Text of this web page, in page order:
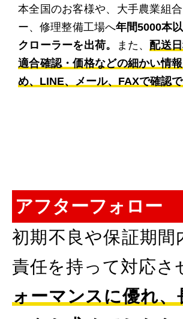
本全国のお客様や、大手農業組
ー、修理整備工場へ年間5000本
クローラーを出荷。
また、 配送
適合確認・価格などの細かい情
め、LINE、メール、FAXで確認で
アフターフォロー
初期不良や保証期
責任を持って対応
ォーマンスに優れ